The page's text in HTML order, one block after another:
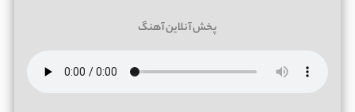
پخش آنلاین آهنگ